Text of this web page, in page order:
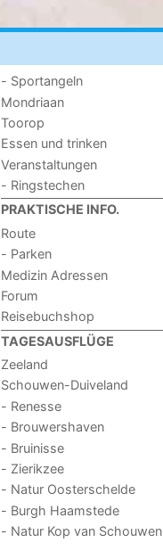
- Sportangeln
Mondriaan
Toorop
Essen und trinken
Veranstaltungen
- Ringstechen
PRAKTISCHE INFO.
Route
- Parken
Medizin Adressen
Forum
Reisebuchshop
TAGESAUSFLÜGE
Zeeland
Schouwen-Duiveland
- Renesse
- Brouwershaven
- Bruinisse
- Zierikzee
- Natur Oosterschelde
- Burgh Haamstede
- Natur Kop van Schouwen